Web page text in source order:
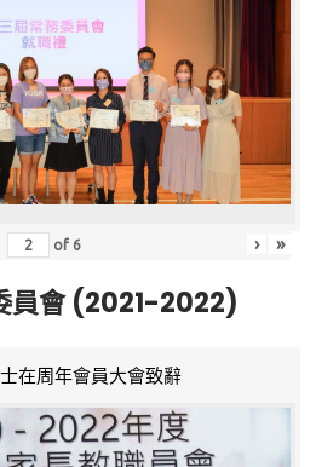
of 6 › »
員會 (2021-2022)
在周年會員大會致辭